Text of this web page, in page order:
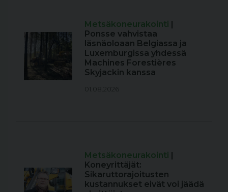
Metsäkoneurakointi |
Ponsse vahvistaa
läsnäoloaan Belgiassa ja
Luxemburgissa yhdessä
Machines Forestières
Skyjackin kanssa
01.08.2026
Metsäkoneurakointi |
Koneyrittäjät:
Sikaruttorajoitusten
kustannukset eivät voi jäädä